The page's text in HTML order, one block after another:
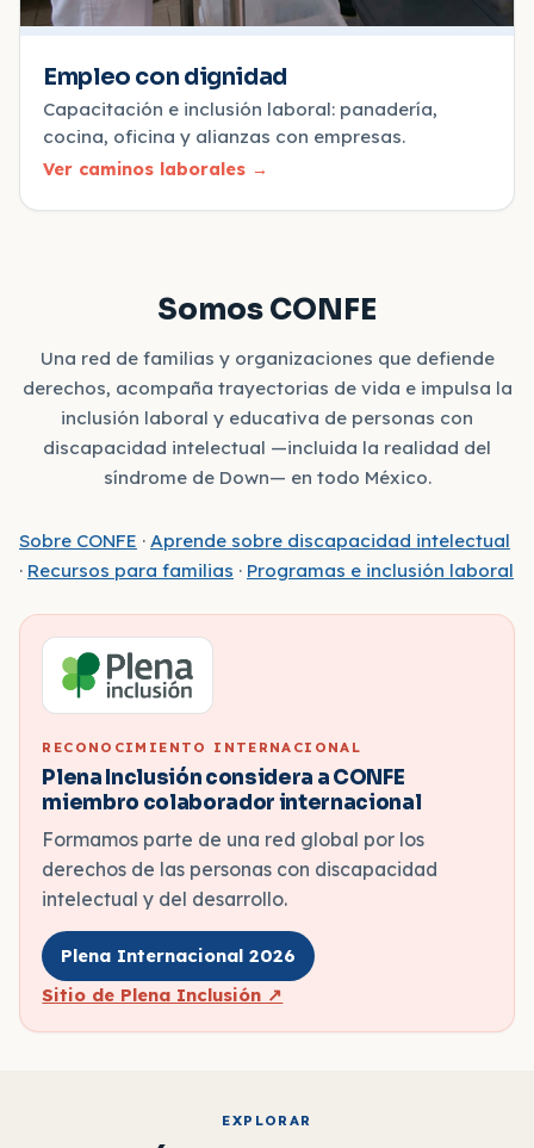
Empleo con dignidad
Capacitación e inclusión laboral: panadería,
cocina, oficina y alianzas con empresas.
Ver caminos laborales →
Somos CONFE
Una red de familias y organizaciones que defiende
derechos, acompaña trayectorias de vida e impulsa la
inclusión laboral y educativa de personas con
discapacidad intelectual —incluida la realidad del
síndrome de Down— en todo México.
Sobre CONFE · Aprende sobre discapacidad intelectual
· Recursos para familias · Programas e inclusión laboral
RECONOCIMIENTO INTERNACIONAL
Plena Inclusión considera a CONFE
miembro colaborador internacional
Formamos parte de una red global por los
derechos de las personas con discapacidad
intelectual y del desarrollo.
Plena Internacional 2026
Sitio de Plena Inclusión ↗
EXPLORAR